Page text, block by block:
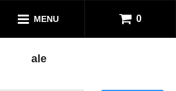
MENU 0
ale